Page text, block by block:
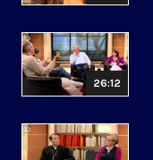
26:12